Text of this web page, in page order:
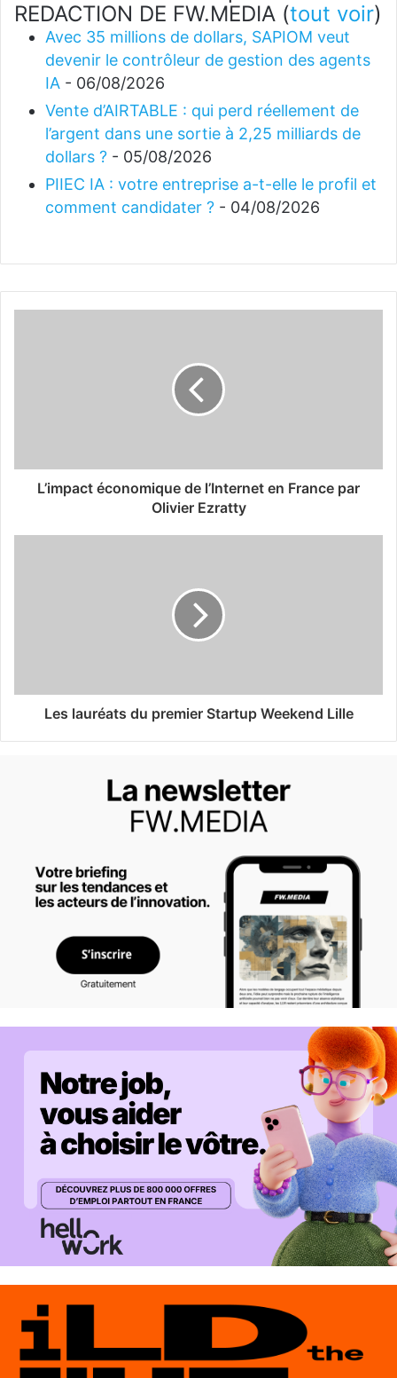
REDACTION DE FW.MEDIA (tout voir)
Avec 35 millions de dollars, SAPIOM veut
devenir le contrôleur de gestion des agents
IA - 06/08/2026
Vente d’AIRTABLE : qui perd réellement de
l’argent dans une sortie à 2,25 milliards de
dollars ? - 05/08/2026
PIIEC IA : votre entreprise a-t-elle le profil et
comment candidater ? - 04/08/2026
L’impact économique de l’Internet en France par
Olivier Ezratty
Les lauréats du premier Startup Weekend Lille